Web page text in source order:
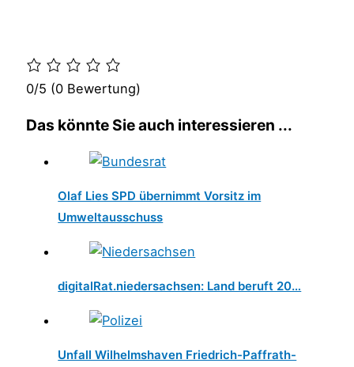
0/5 (0 Bewertung)
Das könnte Sie auch interessieren ...
Olaf Lies SPD übernimmt Vorsitz im
Umweltausschuss
digitalRat.niedersachsen: Land beruft 20…
Unfall Wilhelmshaven Friedrich-Paffrath-